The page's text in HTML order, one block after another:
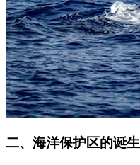
二、海洋保护区的诞生